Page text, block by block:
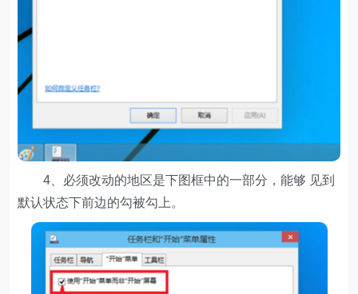
4、必须改动的地区是下图框中的一部分，能够 见到
默认状态下前边的勾被勾上。